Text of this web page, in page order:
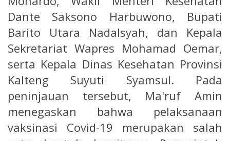
Dante Saksono Harbuwono, Bupati
Barito Utara Nadalsyah, dan Kepala
Sekretariat Wapres Mohamad Oemar,
serta Kepala Dinas Kesehatan Provinsi
Kalteng Suyuti Syamsul. Pada
peninjauan tersebut, Ma'ruf Amin
menegaskan bahwa pelaksanaan
vaksinasi Covid-19 merupakan salah